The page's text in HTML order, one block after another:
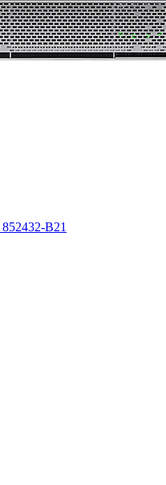
852432-B21